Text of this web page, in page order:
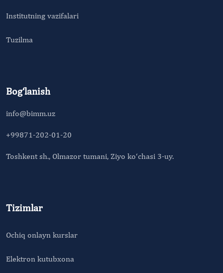
Institutning vazifalari
Tuzilma
Bog‘lanish
info@bimm.uz
+99871-202-01-20
Toshkent sh., Olmazor tumani, Ziyo ko‘chasi 3-uy.
Tizimlar
Ochiq onlayn kurslar
Elektron kutubxona